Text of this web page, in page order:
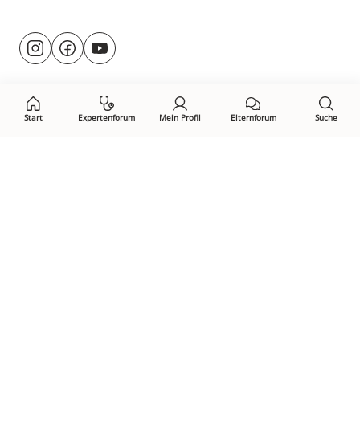
Start Expertenforum Mein Profil Elternforum Suche
Besuche
uns@rund.ums.baby
facebook.com/rundumsbaby.de
youtube.com/@rundumsbaby_